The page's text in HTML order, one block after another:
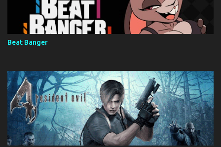
Beat Banger